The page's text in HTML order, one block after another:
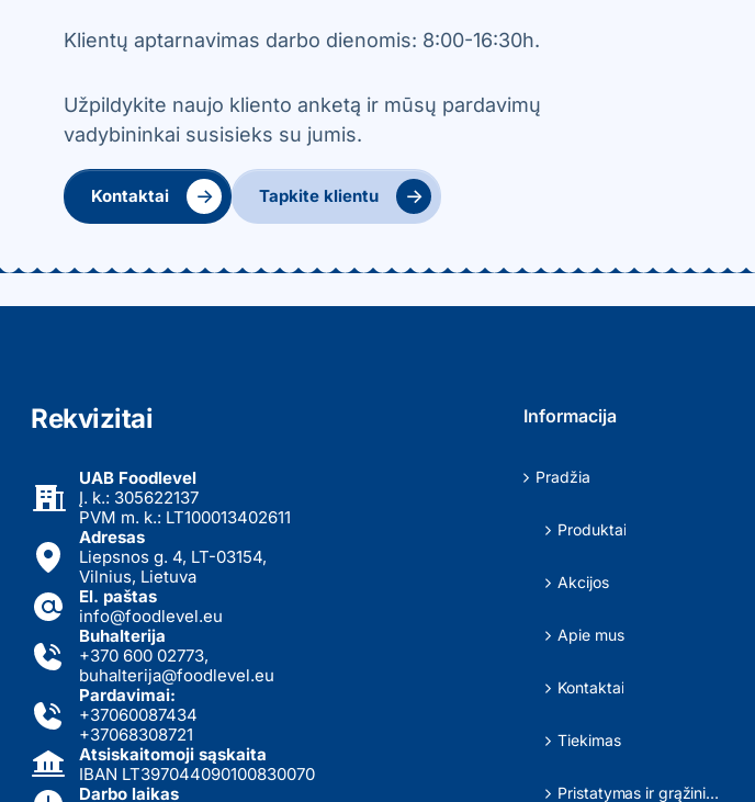
Klientų aptarnavimas darbo dienomis: 8:00-16:30h.
Užpildykite naujo kliento anketą ir mūsų pardavimų
vadybininkai susisieks su jumis.
Kontaktai → Tapkite klientu →
Rekvizitai
UAB Foodlevel
Į. k.: 305622137
PVM m. k.: LT100013402611
Adresas
Liepsnos g. 4, LT-03154,
Vilnius, Lietuva
El. paštas
info@foodlevel.eu
Buhalterija
+370 600 02773,
buhalterija@foodlevel.eu
Pardavimai:
+37060087434
+37068308721
Atsiskaitomoji sąskaita
IBAN LT397044090100830070
Darbo laikas
Informacija
Pradžia
Produktai
Akcijos
Apie mus
Kontaktai
Tiekimas
Pristatymas ir grąžinimas